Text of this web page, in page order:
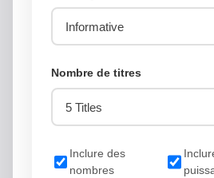
Nombre de titres
Inclure des
nombres